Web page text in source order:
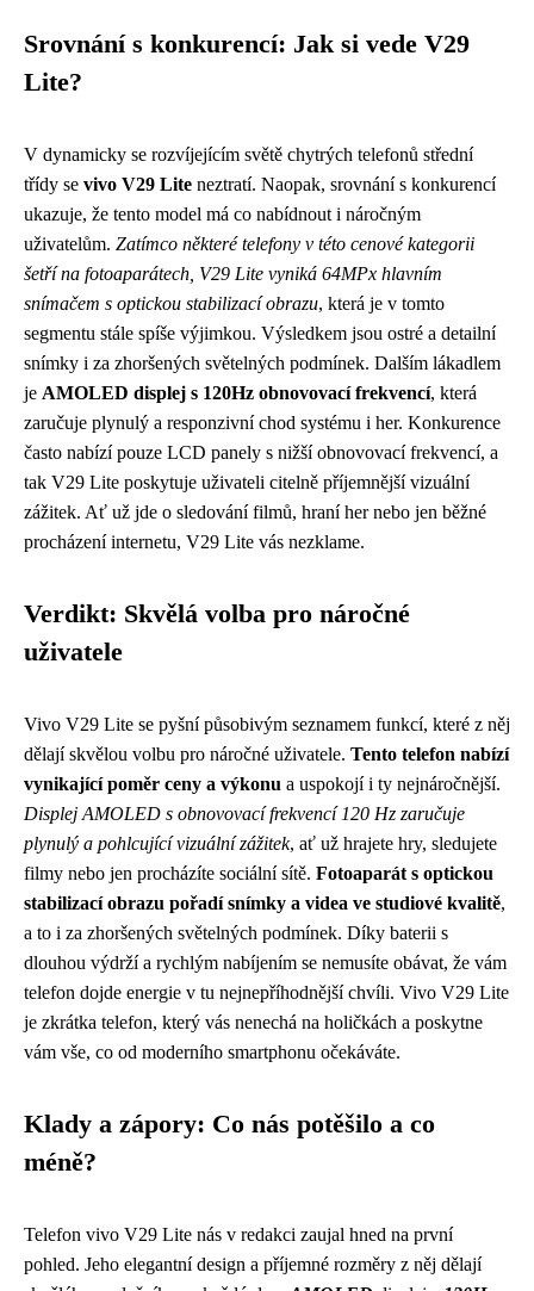
Srovnání s konkurencí: Jak si vede V29
Lite?
V dynamicky se rozvíjejícím světě chytrých telefonů střední
třídy se vivo V29 Lite neztratí. Naopak, srovnání s konkurencí
ukazuje, že tento model má co nabídnout i náročným
uživatelům. Zatímco některé telefony v této cenové kategorii
šetří na fotoaparátech, V29 Lite vyniká 64MPx hlavním
snímačem s optickou stabilizací obrazu, která je v tomto
segmentu stále spíše výjimkou. Výsledkem jsou ostré a detailní
snímky i za zhoršených světelných podmínek. Dalším lákadlem
je AMOLED displej s 120Hz obnovovací frekvencí, která
zaručuje plynulý a responzivní chod systému i her. Konkurence
často nabízí pouze LCD panely s nižší obnovovací frekvencí, a
tak V29 Lite poskytuje uživateli citelně příjemnější vizuální
zážitek. Ať už jde o sledování filmů, hraní her nebo jen běžné
procházení internetu, V29 Lite vás nezklame.
Verdikt: Skvělá volba pro náročné
uživatele
Vivo V29 Lite se pyšní působivým seznamem funkcí, které z něj
dělají skvělou volbu pro náročné uživatele. Tento telefon nabízí
vynikající poměr ceny a výkonu a uspokojí i ty nejnáročnější.
Displej AMOLED s obnovovací frekvencí 120 Hz zaručuje
plynulý a pohlcující vizuální zážitek, ať už hrajete hry, sledujete
filmy nebo jen procházíte sociální sítě. Fotoaparát s optickou
stabilizací obrazu pořadí snímky a videa ve studiové kvalitě,
a to i za zhoršených světelných podmínek. Díky baterii s
dlouhou výdrží a rychlým nabíjením se nemusíte obávat, že vám
telefon dojde energie v tu nejnepříhodnější chvíli. Vivo V29 Lite
je zkrátka telefon, který vás nenechá na holičkách a poskytne
vám vše, co od moderního smartphonu očekáváte.
Klady a zápory: Co nás potěšilo a co
méně?
Telefon vivo V29 Lite nás v redakci zaujal hned na první
pohled. Jeho elegantní design a příjemné rozměry z něj dělají